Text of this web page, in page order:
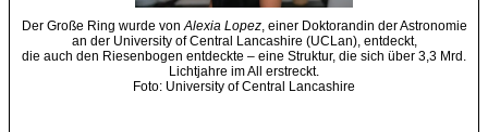
Der Große Ring wurde von Alexia Lopez, einer Doktorandin der Astronomie
an der University of Central Lancashire (UCLan), entdeckt,
die auch den Riesenbogen entdeckte – eine Struktur, die sich über 3,3 Mrd.
Lichtjahre im All erstreckt.
Foto: University of Central Lancashire